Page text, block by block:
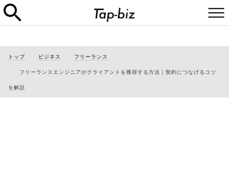
トップ ビジネス フリーランス
フリーランスエンジニアがクライアントを獲得する方法｜契約につなげるコツ
を解説